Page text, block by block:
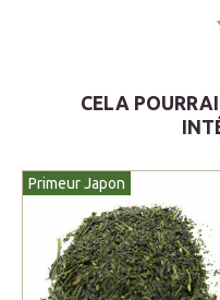
CELA
Primeur Japon